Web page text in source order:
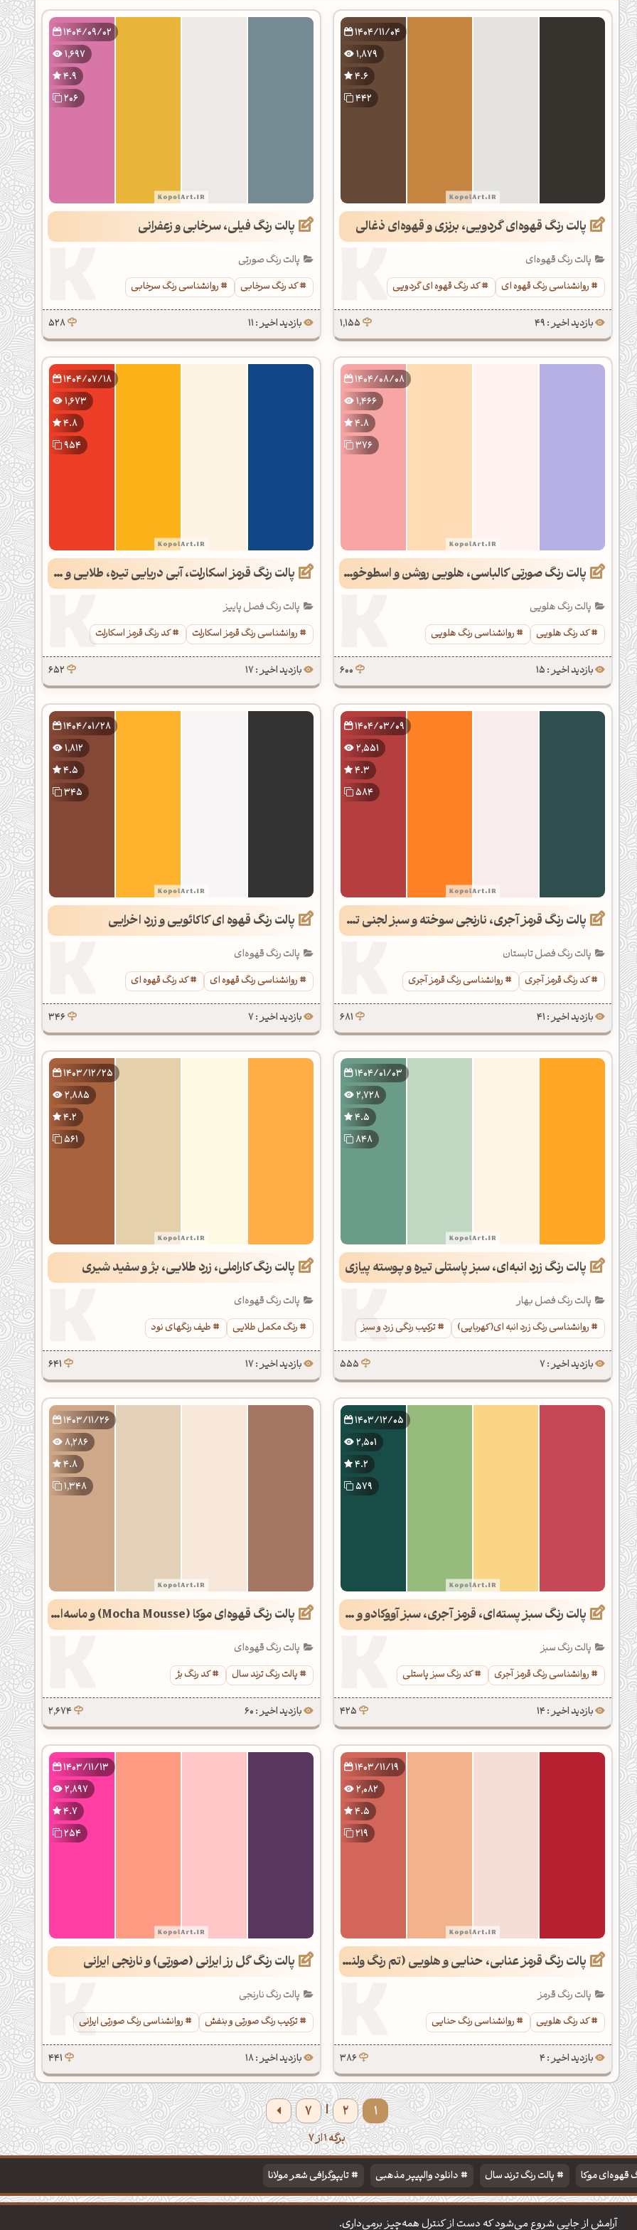
کدهای رنگ
یافتن رنگ مکمل
مشاهده تمام ابزارها
1404/11/04
1,879
4.6
442
پالت رنگ قهوه‌ای گردویی، برنزی و قهوه‌ای ذغالی
پالت رنگ قهوه‌ای
روانشناسی رنگ قهوه ای
کد رنگ قهوه ای گردویی
بازدید اخیر : 49 1,155
1404/09/02
1,697
4.9
206
پالت رنگ فیلی، سرخابی و زعفرانی
پالت رنگ صورتی
کد رنگ سرخابی
روانشناسی رنگ سرخابی
بازدید اخیر : 11 528
1404/08/08
1,466
4.8
376
پالت رنگ صورتی کالباسی، هلویی روشن و اسطوخودوسی
پالت رنگ هلویی
کد رنگ هلویی
روانشناسی رنگ هلویی
بازدید اخیر : 15 600
1404/07/18
1,673
4.8
954
پالت رنگ قرمز اسکارلت، آبی دریایی تیره، طلایی و عاجی
پالت رنگ فصل پاییز
روانشناسی رنگ قرمز اسکارلت
کد رنگ قرمز اسکارلت
بازدید اخیر : 17 652
1404/03/09
2,551
4.3
584
پالت رنگ قرمز آجری، نارنجی سوخته و سبز لجنی تیره
پالت رنگ فصل تابستان
کد رنگ قرمز آجری
روانشناسی رنگ قرمز آجری
بازدید اخیر : 41 681
1404/01/28
1,812
4.5
345
پالت رنگ قهوه ای کاکائویی و زرد اخرایی
پالت رنگ قهوه‌ای
روانشناسی رنگ قهوه ای
کد رنگ قهوه ای
بازدید اخیر : 7 346
1404/01/03
2,728
4.5
848
پالت رنگ زرد انبه‌ای، سبز پاستلی تیره و پوسته پیازی
پالت رنگ فصل بهار
روانشناسی رنگ زرد انبه ای(کهربایی)
ترکیب رنگی زرد و سبز
بازدید اخیر : 7 555
1403/12/25
2,885
4.2
561
پالت رنگ کاراملی، زرد طلایی، بژ و سفید شیری
پالت رنگ قهوه‌ای
رنگ مکمل طلایی
طیف رنگهای نود
بازدید اخیر : 17 641
1403/12/05
2,501
4.2
579
پالت رنگ سبز پسته‌ای، قرمز آجری، سبز آووکادو و زرد نخودی
پالت رنگ سبز
روانشناسی رنگ قرمز آجری
کد رنگ سبز پاستلی
بازدید اخیر : 14 425
1403/11/26
8,286
4.8
1,348
پالت رنگ قهوه‌ای موکا (Mocha Mousse) و ماسه‌ای (رنگ سال 1404)
پالت رنگ قهوه‌ای
پالت رنگ ترند سال
کد رنگ بژ
بازدید اخیر : 60 2,674
1403/11/19
2,082
4.5
219
پالت رنگ قرمز عنابی، حنایی و هلویی (تم رنگ ولنتاین)
پالت رنگ قرمز
کد رنگ هلویی
روانشناسی رنگ حنایی
بازدید اخیر : 4 386
1403/11/13
2,897
4.7
254
پالت رنگ گل رز ایرانی (صورتی) و نارنجی ایرانی
پالت رنگ نارنجی
ترکیب رنگ صورتی و بنفش
روانشناسی رنگ صورتی ایرانی
بازدید اخیر : 18 441
1
2
|
7
برگه 1 از 7
قهوه‌ای موکا پالت رنگ ترند سال دانلود والپیپر مذهبی تایپوگرافی شعر مولانا
آرامش از جایی شروع می‌شود که دست از کنترل همه‌چیز برمی‌داری.